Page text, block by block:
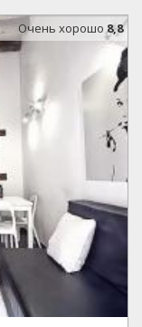
Oчень хорошо8,8